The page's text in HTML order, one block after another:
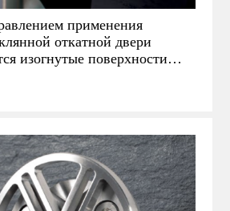
применения
откатной двери
изогнутые поверхности
из стекла. Фурнитура
немецкой компанией